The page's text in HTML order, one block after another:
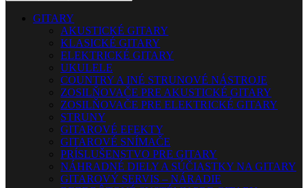
GITARY
AKUSTICKÉ GITARY
KLASICKÉ GITARY
ELEKTRICKÉ GITARY
UKULELE
COUNTRY A INÉ STRUNOVÉ NÁSTROJE
ZOSILŇOVAČE PRE AKUSTICKÉ GITARY
ZOSILŇOVAČE PRE ELEKTRICKÉ GITARY
STRUNY
GITAROVÉ EFEKTY
GITAROVÉ SNÍMAČE
PRÍSLUŠENSTVO PRE GITARY
NÁHRADNÉ DIELY A SÚČIASTKY NA GITARY
GITAROVÝ SERVIS – NÁRADIE